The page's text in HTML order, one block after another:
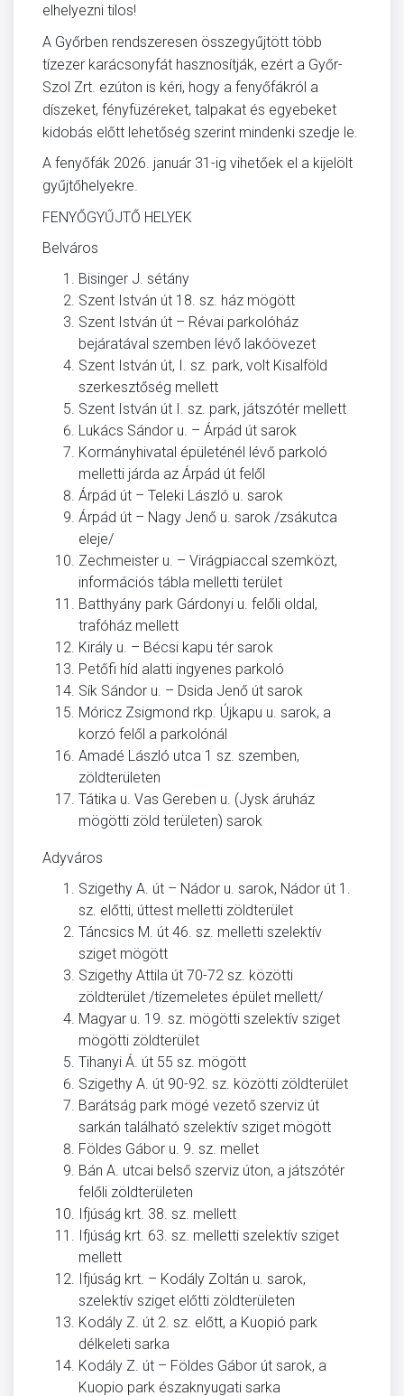
elhelyezni tilos!
A Győrben rendszeresen összegyűjtött több
tízezer karácsonyfát hasznosítják, ezért a Győr-
Szol Zrt. ezúton is kéri, hogy a fenyőfákról a
díszeket, fényfüzéreket, talpakat és egyebeket
kidobás előtt lehetőség szerint mindenki szedje le.
A fenyőfák 2026. január 31-ig vihetőek el a kijelölt
gyűjtőhelyekre.
FENYŐGYŰJTŐ HELYEK
Belváros
Bisinger J. sétány
Szent István út 18. sz. ház mögött
Szent István út – Révai parkolóház
bejáratával szemben lévő lakóövezet
Szent István út, I. sz. park, volt Kisalföld
szerkesztőség mellett
Szent István út I. sz. park, játszótér mellett
Lukács Sándor u. – Árpád út sarok
Kormányhivatal épületénél lévő parkoló
melletti járda az Árpád út felől
Árpád út – Teleki László u. sarok
Árpád út – Nagy Jenő u. sarok /zsákutca
eleje/
Zechmeister u. – Virágpiaccal szemközt,
információs tábla melletti terület
Batthyány park Gárdonyi u. felőli oldal,
trafóház mellett
Király u. – Bécsi kapu tér sarok
Petőfi híd alatti ingyenes parkoló
Sík Sándor u. – Dsida Jenő út sarok
Móricz Zsigmond rkp. Újkapu u. sarok, a
korzó felől a parkolónál
Amadé László utca 1 sz. szemben,
zöldterületen
Tátika u. Vas Gereben u. (Jysk áruház
mögötti zöld területen) sarok
Adyváros
Szigethy A. út – Nádor u. sarok, Nádor út 1.
sz. előtti, úttest melletti zöldterület
Táncsics M. út 46. sz. melletti szelektív
sziget mögött
Szigethy Attila út 70-72 sz. közötti
zöldterület /tízemeletes épület mellett/
Magyar u. 19. sz. mögötti szelektív sziget
mögötti zöldterület
Tihanyi Á. út 55 sz. mögött
Szigethy A. út 90-92. sz. közötti zöldterület
Barátság park mögé vezető szerviz út
sarkán található szelektív sziget mögött
Földes Gábor u. 9. sz. mellet
Bán A. utcai belső szerviz úton, a játszótér
felőli zöldterületen
Ifjúság krt. 38. sz. mellett
Ifjúság krt. 63. sz. melletti szelektív sziget
mellett
Ifjúság krt. – Kodály Zoltán u. sarok,
szelektív sziget előtti zöldterületen
Kodály Z. út 2. sz. előtt, a Kuopió park
délkeleti sarka
Kodály Z. út – Földes Gábor út sarok, a
Kuopio park északnyugati sarka